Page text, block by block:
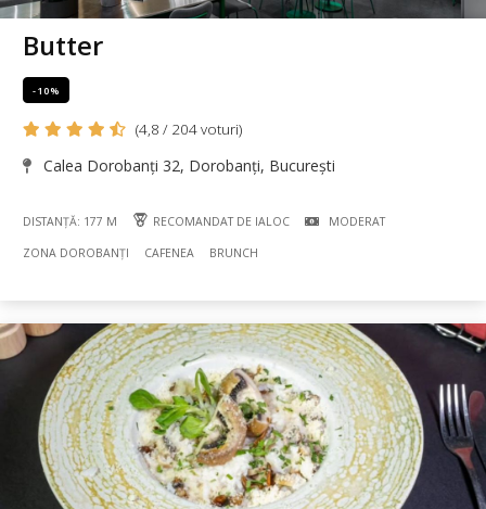
Butter
-10%
(4,8 / 204 voturi)
Calea Dorobanți 32, Dorobanți, București
DISTANȚĂ: 177 M RECOMANDAT DE IALOC MODERAT
ZONA DOROBANȚI CAFENEA BRUNCH